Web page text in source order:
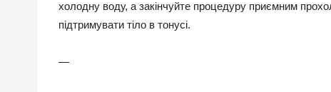
холодну воду, а закінчуйте процедуру приємним
підтримувати тіло в тонусі.
—